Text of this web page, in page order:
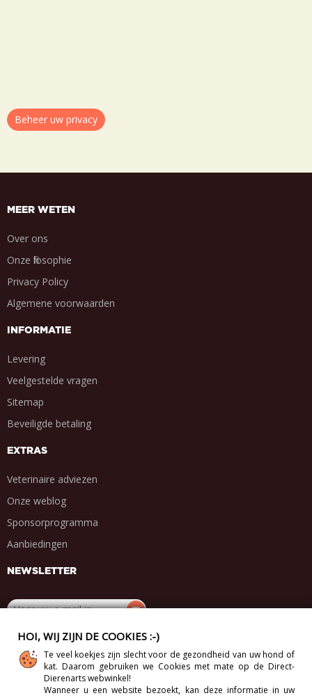
Beheer uw privacy
MEER WETEN
Over ons
Onze filosophie
Privacy Policy
Algemene voorwaarden
INFORMATIE
Levering
Veelgestelde vragen
Sitemap
Beveiligde betaling
EXTRAS
Veterinaire adviezen
Onze weblog
Sponsorprogramma
Aanbiedingen
NEWSLETTER
DEEL MET VRIENDEN
. . . .
HOI, WIJ ZIJN DE COOKIES :-)
Te veel koekjes zijn slecht voor de gezondheid van uw hond of
kat. Daarom gebruiken we Cookies met mate op de Direct-
Dierenarts webwinkel!
Wanneer u een website bezoekt, kan deze informatie in uw